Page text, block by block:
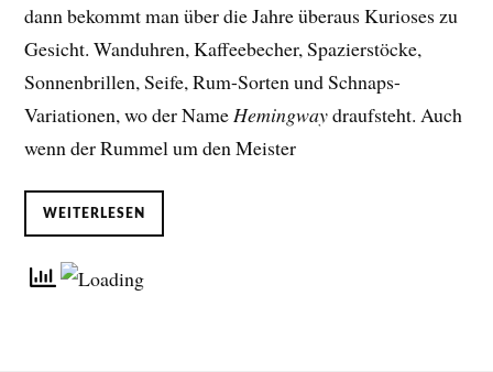
dann bekommt man über die Jahre überaus Kurioses zu
Gesicht. Wanduhren, Kaffeebecher, Spazierstöcke,
Sonnenbrillen, Seife, Rum-Sorten und Schnaps-
Variationen, wo der NameHemingwaydraufsteht. Auch
wenn der Rummel um den Meister
WEITERLESEN